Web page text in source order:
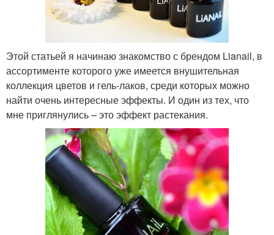
Этой статьей я начинаю знакомство с брендом Lianail, в
ассортименте которого уже имеется внушительная
коллекция цветов и гель-лаков, среди которых можно
найти очень интересные эффекты. И один из тех, что
мне приглянулись – это эффект растекания.